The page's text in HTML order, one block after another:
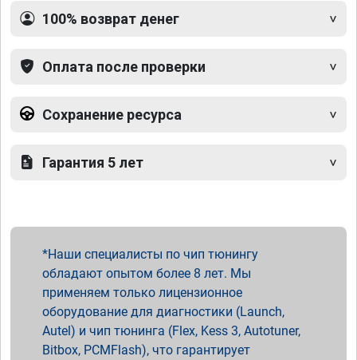
100% возврат денег
Оплата после проверки
Сохранение ресурса
Гарантия 5 лет
Наши специалисты по чип тюнингу
обладают опытом более 8 лет. Мы
применяем только лицензионное
оборудование для диагностики (Launch,
Autel) и чип тюнинга (Flex, Kess 3, Autotuner,
Bitbox, PCMFlash), что гарантирует